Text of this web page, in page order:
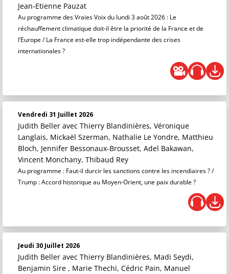
Jean-Etienne Pauzat
Au programme des Vraies Voix du lundi 3 août 2026 : Le
réchauffement climatique doit-il être la priorité de la France et de
l’Europe / La France est-elle trop indépendante des crises
internationales ?
Vendredi 31 Juillet 2026
Judith Beller avec Thierry Blandinières, Véronique
Langlais, Mickaël Szerman, Nathalie Le Yondre, Matthieu
Bloch, Jennifer Bessonaux-Brousset, Adel Bakawan,
Vincent Monchany, Thibaud Rey
Au programme : Faut-il durcir les sanctions contre les incendiaires ? /
Trump : Accord historique au Moyen-Orient, une paix durable ?
Jeudi 30 Juillet 2026
Judith Beller avec Thierry Blandinières, Madi Seydi,
Benjamin Sire , Marie Thechi, Cédric Pain, Manuel